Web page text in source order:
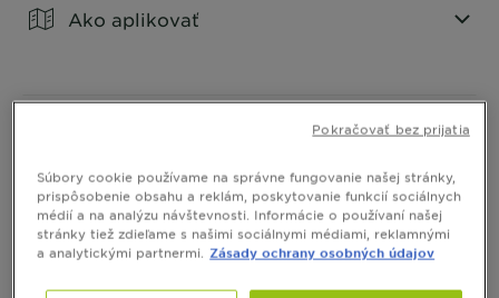
Ako aplikovať
CLOSE SUBPANEL
Zloženie
Súbory cookie používame na správne fungovanie našej stránky,
prispôsobenie obsahu a reklám, poskytovanie funkcií sociálnych
médií a na analýzu návštevnosti. Informácie o používaní našej
stránky tiež zdieľame s našimi sociálnymi médiami, reklamnými
a analytickými partnermi.
Zásady ochrany osobných údajov
Pokračovať bez prijatia